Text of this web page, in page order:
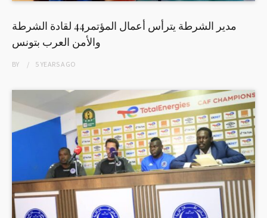
مدير الشرطة يترأس أعمال المؤتمر44 لقادة الشرطة
والأمن العرب بتونس
BY 5 YEARSAGO